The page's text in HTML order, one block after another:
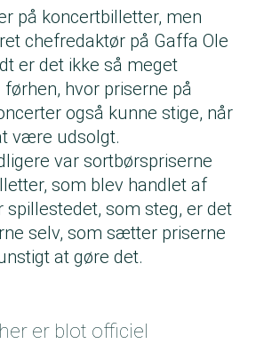
på koncertbilletter, men
chefredaktør på Gaffa Ole
er det ikke så meget
hvor priserne på
også kunne stige, når
være udsolgt.
var sortbørspriserne
som blev handlet af
spillestedet, som steg, er det
selv, som sætter priserne
at gøre det.
er blot officiel